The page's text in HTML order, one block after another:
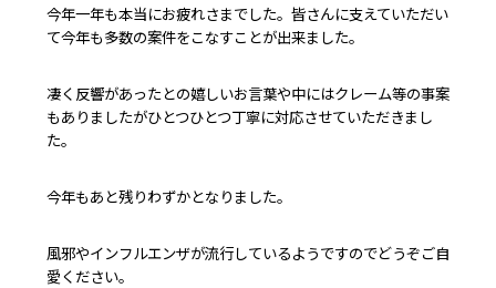
今年一年も本当にお疲れさまでした。皆さんに支えていただい
て今年も多数の案件をこなすことが出来ました。
凄く反響があったとの嬉しいお言葉や中にはクレーム等の事案
もありましたがひとつひとつ丁寧に対応させていただきまし
た。
今年もあと残りわずかとなりました。
風邪やインフルエンザが流行しているようですのでどうぞご自
愛ください。